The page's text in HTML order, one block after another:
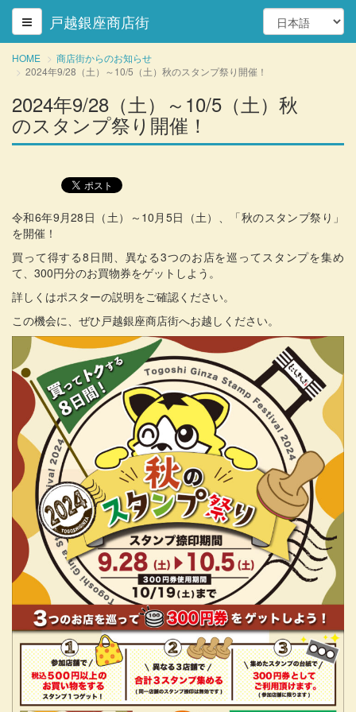
戸越銀座商店街
HOME
商店街からのお知らせ
2024年9/28（土）～10/5（土）秋のスタンプ祭り開催！
2024年9/28（土）～10/5（土）秋
のスタンプ祭り開催！
令和6年9月28日（土）～10月5日（土）、「秋のスタンプ祭り」
を開催！
買って得する8日間、異なる3つのお店を巡ってスタンプを集め
て、300円分のお買物券をゲットしよう。
詳しくはポスターの説明をご確認ください。
この機会に、ぜひ戸越銀座商店街へお越しください。